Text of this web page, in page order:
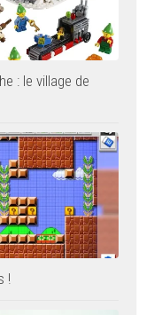
: le village de
!